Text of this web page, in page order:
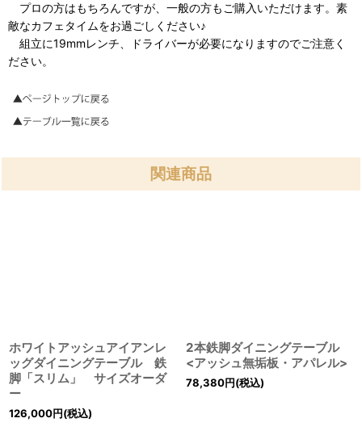
プロの方はもちろんですが、一般の方もご購入いただけます。素
敵なカフェタイムをお過ごしください♪
組立に19mmレンチ、ドライバーが必要になりますのでご注意く
ださい。
関連商品
ホワイトアッシュアイアンレ
ッグダイニングテーブル 鉄
脚「スリム」 サイズオーダ
ー
126,000円(税込)
2本鉄脚ダイニングテーブル
<アッシュ無垢板・アパレル>
78,380円(税込)